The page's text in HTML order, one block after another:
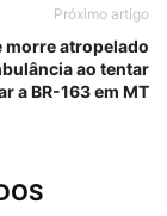
Próximo artigo
morre atropelado
ao tentar
a BR-163 em MT